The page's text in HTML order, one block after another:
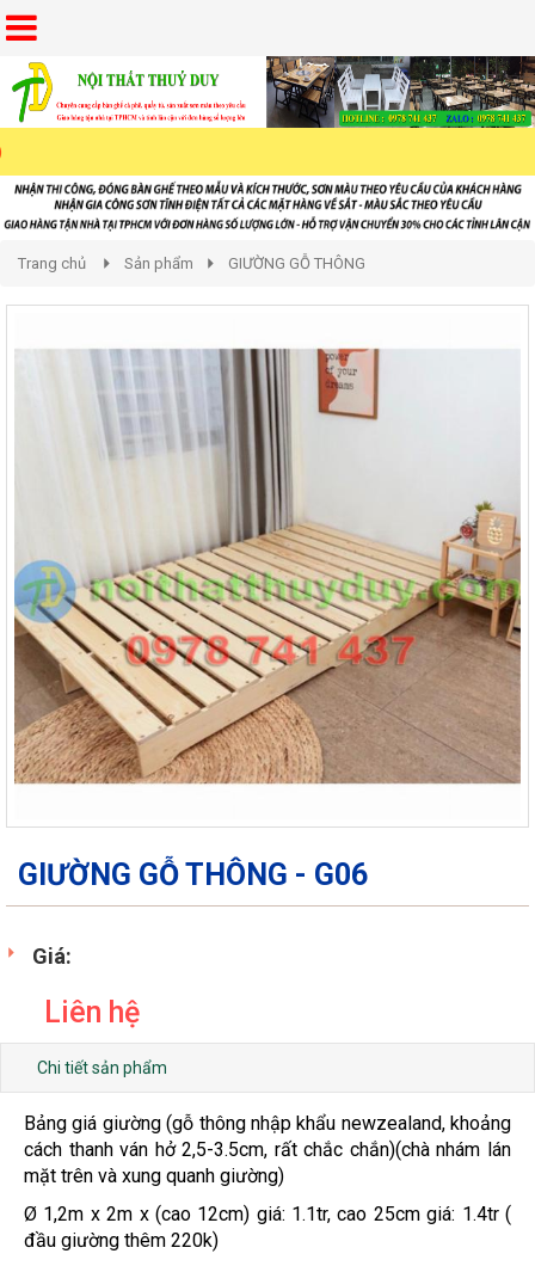
Trang chủ Sản phẩm GIƯỜNG GỖ THÔNG
GIƯỜNG GỖ THÔNG - G06
Giá:
Liên hệ
Chi tiết sản phẩm
Bảng giá giường (gỗ thông nhập khẩu newzealand, khoảng
cách thanh ván hở 2,5-3.5cm, rất chắc chắn)(chà nhám lán
mặt trên và xung quanh giường)
Ø 1,2m x 2m x (cao 12cm) giá: 1.1tr, cao 25cm giá: 1.4tr (
đầu giường thêm 220k)